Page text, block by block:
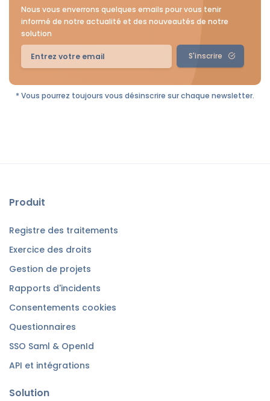
Nous vous enverrons quelques emails pour vous tenir
informé de notre actualité et des nouveautés de notre
solution
S'inscrire
* Vous pourrez toujours vous désinscrire sur chaque newsletter.
Produit
Registre des traitements
Exercice des droits
Gestion de projets
Rapports d'incidents
Consentements cookies
Questionnaires
SSO Saml & OpenId
API et intégrations
Solution